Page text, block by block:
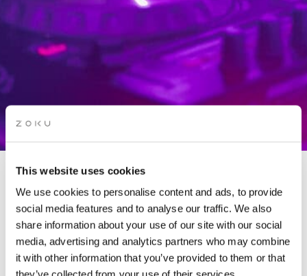
This website uses cookies
We use cookies to personalise content and ads, to provide
social media features and to analyse our traffic. We also
share information about your use of our site with our social
media, advertising and analytics partners who may combine
it with other information that you’ve provided to them or that
ROOFTOP LIVE MUSIC
MET POPPIE DE PARIS
(DJ SET)